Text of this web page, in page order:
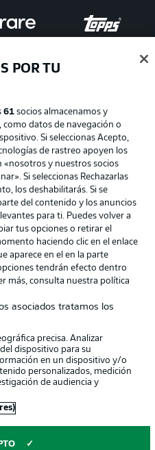
Declaracion de privacidad
Trabajos
Condiciones de uso
Contacto
POR TU
61 socios almacenamos y
como datos de navegación o
Si seleccionas Acepto,
de rastreo apoyen los
«nosotros y nuestros socios
Si seleccionas Rechazarlas
los deshabilitarás. Si se
del contenido y los anuncios
para ti. Puedes volver a
tus opciones o retirar el
haciendo clic en el enlace
aparece en el en la parte
tendrán efecto dentro
más, consulta nuestra política
asociados tratamos los
precisa. Analizar
dispositivo para su
en un dispositivo y/o
personalizados, medición
de audiencia y